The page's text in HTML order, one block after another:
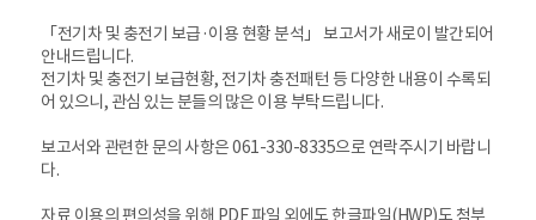
「전기차 및 충전기 보급·이용 현황 분석」 보고서가 새로이 발간되어
안내드립니다.
전기차 및 충전기 보급현황, 전기차 충전패턴 등 다양한 내용이 수록되
어 있으니, 관심 있는 분들의 많은 이용 부탁드립니다.
보고서와 관련한 문의 사항은 061-330-8335으로 연락주시기 바랍니
다.
자료 이용의 편의성을 위해 PDF 파일 외에도 한글파일(HWP)도 첨부